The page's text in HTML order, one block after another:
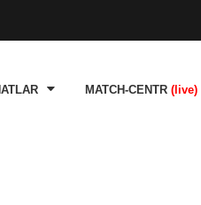
MATCH-CENTR (live)